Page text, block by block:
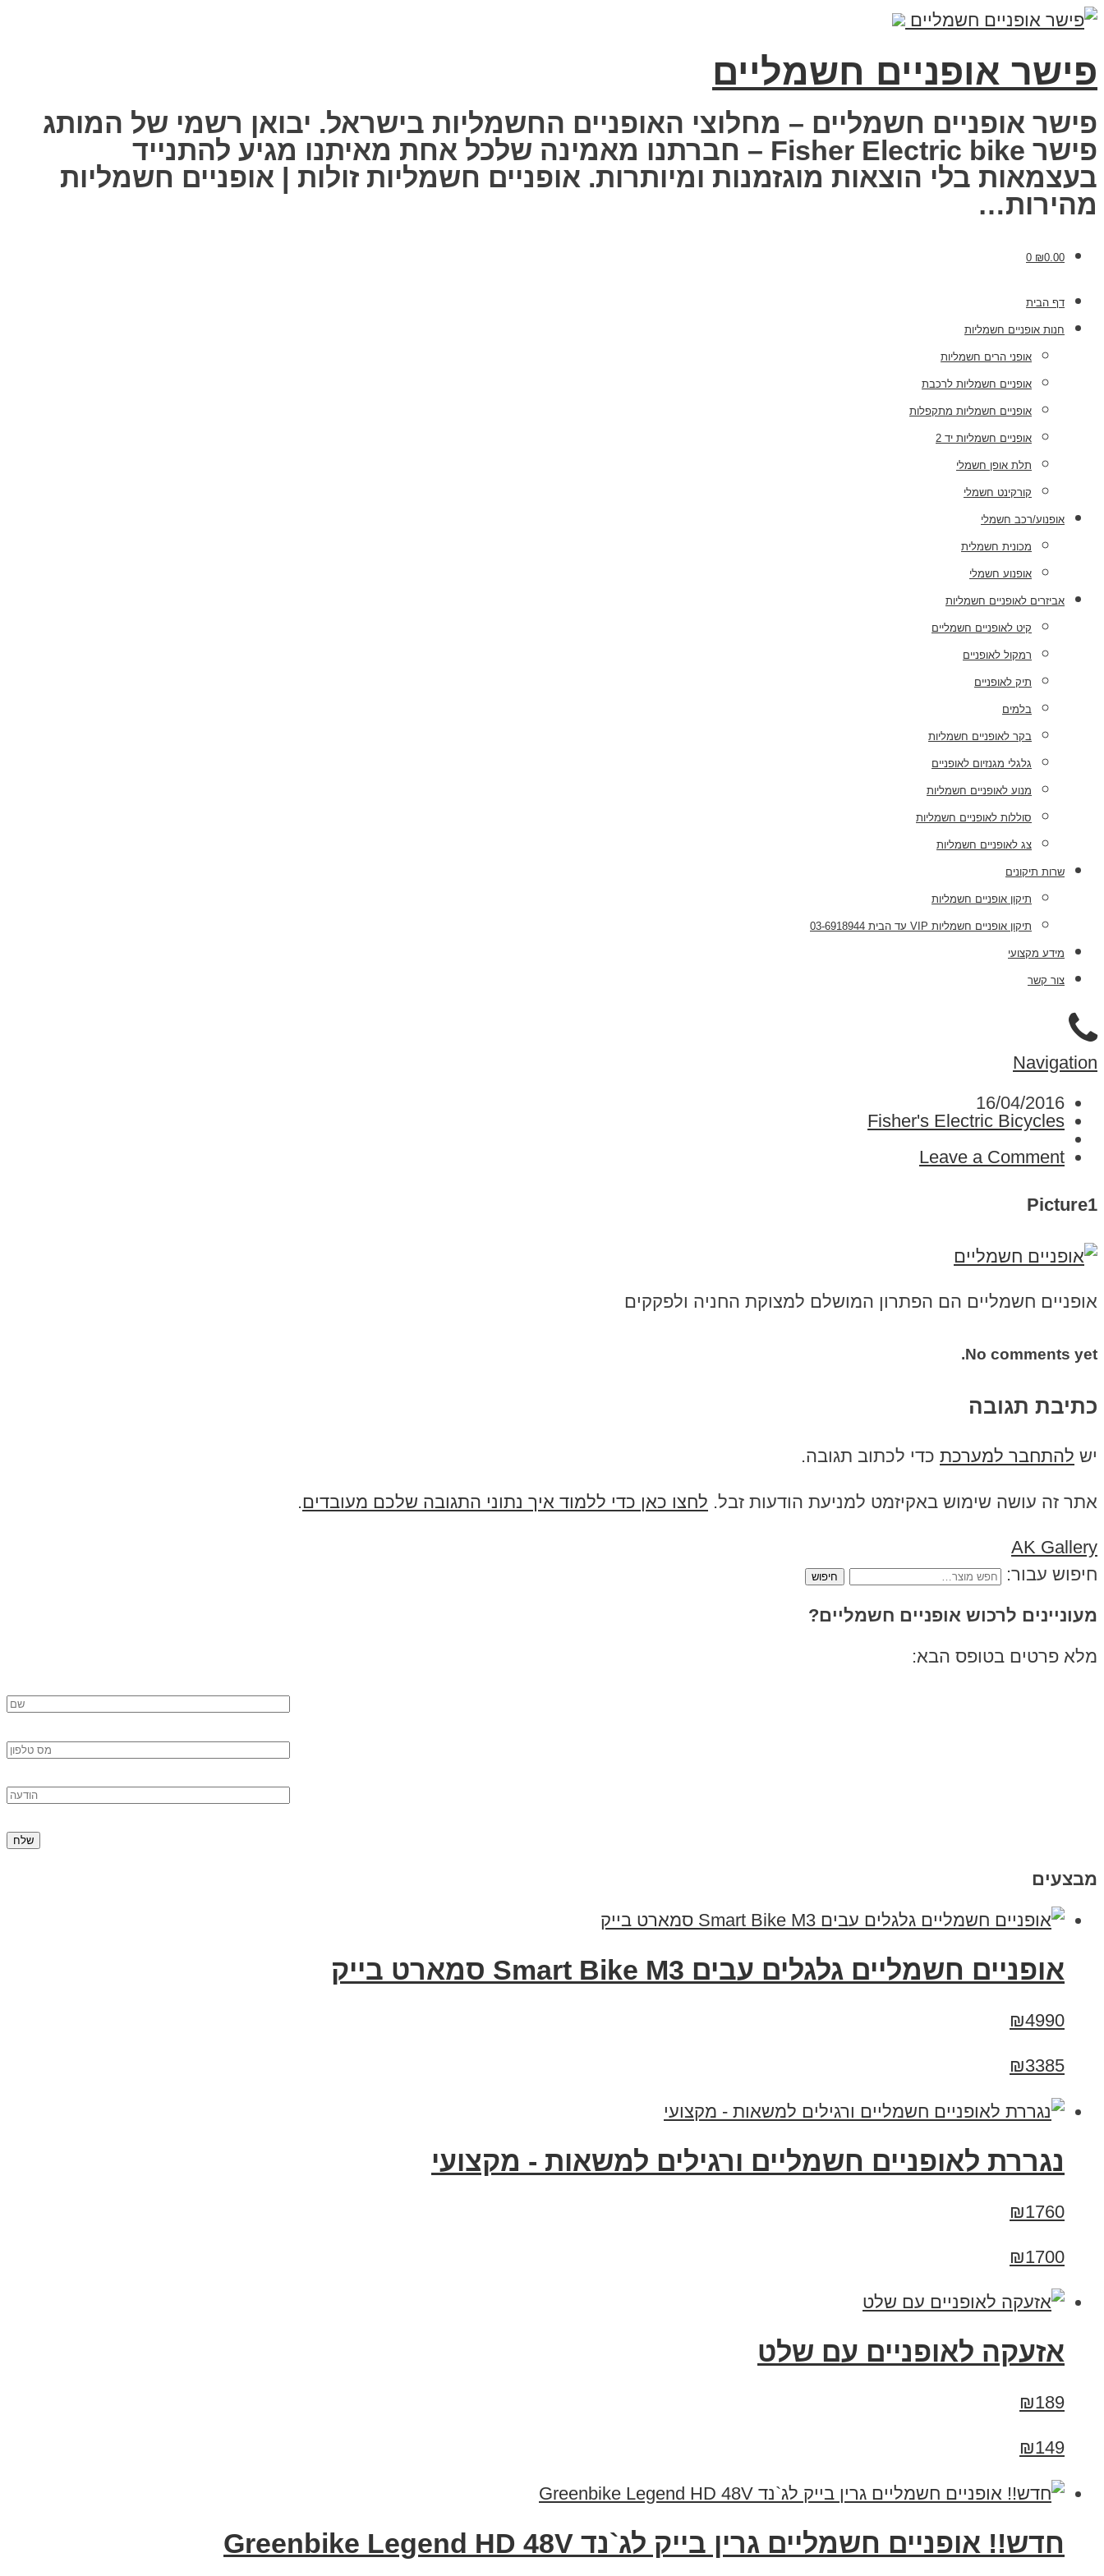
פישר אופניים חשמליים
פישר אופניים חשמליים – מחלוצי האופניים החשמליות בישראל. יבואן רשמי של המותג
פישר Fisher Electric bike – חברתנו מאמינה שלכל אחת מאיתנו מגיע להתנייד
בעצמאות בלי הוצאות מוגזמנות ומיותרות. אופניים חשמליות זולות | אופניים חשמליות
מהירות…
₪0.00
0
דף הבית
חנות אופניים חשמליות
אופני הרים חשמליות
אופניים חשמליות לרכבת
אופניים חשמליות מתקפלות
אופניים חשמליות יד 2
תלת אופן חשמלי
קורקינט חשמלי
אופנוע/רכב חשמלי
מכונית חשמלית
אופנוע חשמלי
אביזרים לאופניים חשמליות
קיט לאופניים חשמליים
רמקול לאופניים
תיק לאופניים
בלמים
בקר לאופניים חשמליות
גלגלי מגנזיום לאופניים
מנוע לאופניים חשמליות
סוללות לאופניים חשמליות
צג לאופניים חשמליות
שרות תיקונים
תיקון אופניים חשמליות
תיקון אופניים חשמליות VIP עד הבית 03-6918944
מידע מקצועי
צור קשר
Navigation
16/04/2016
Fisher's Electric Bicycles
Leave a Comment
Picture1
אופניים חשמליים הם הפתרון המושלם למצוקת החניה ולפקקים
No comments yet.
כתיבת תגובה
יש להתחבר למערכת כדי לכתוב תגובה.
אתר זה עושה שימוש באקיזמט למניעת הודעות זבל. לחצו כאן כדי ללמוד איך נתוני התגובה שלכם מעובדים.
AK Gallery
חיפוש עבור:
מעוניינים לרכוש אופניים חשמליים?
מלא פרטים בטופס הבא:
מבצעים
אופניים חשמליים גלגלים עבים Smart Bike M3 סמארט בייק
₪4990
₪3385
נגררת לאופניים חשמליים ורגילים למשאות - מקצועי
₪1760
₪1700
אזעקה לאופניים עם שלט
₪189
₪149
חדש!! אופניים חשמליים גרין בייק לג`נד Greenbike Legend HD 48V